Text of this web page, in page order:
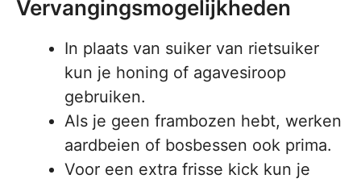
Vervangingsmogelijkheden
In plaats van suiker van rietsuiker
kun je honing of agavesiroop
gebruiken.
Als je geen frambozen hebt, werken
aardbeien of bosbessen ook prima.
Voor een extra frisse kick kun je